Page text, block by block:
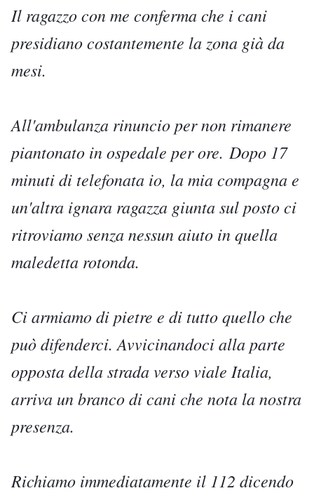
Il ragazzo con me conferma che i cani
presidiano costantemente la zona già da
mesi.
All'ambulanza rinuncio per non rimanere
piantonato in ospedale per ore. Dopo 17
minuti di telefonata io, la mia compagna e
un'altra ignara ragazza giunta sul posto ci
ritroviamo senza nessun aiuto in quella
maledetta rotonda.
Ci armiamo di pietre e di tutto quello che
può difenderci. Avvicinandoci alla parte
opposta della strada verso viale Italia,
arriva un branco di cani che nota la nostra
presenza.
Richiamo immediatamente il 112 dicendo